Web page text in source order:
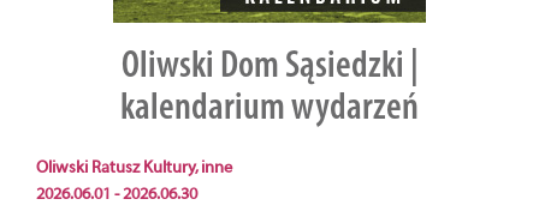
Oliwski Dom Sąsiedzki |
kalendarium wydarzeń
Oliwski Ratusz Kultury, inne
2026.06.01 - 2026.06.30